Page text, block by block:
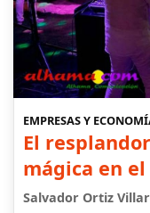
EMPRESAS Y
El
mágica en
Salvador Ortiz